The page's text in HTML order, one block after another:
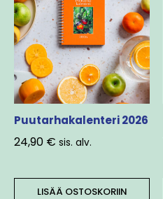
Puutarhakalenteri 2026
24,90 € sis. alv.
LISÄÄ OSTOSKORIIN